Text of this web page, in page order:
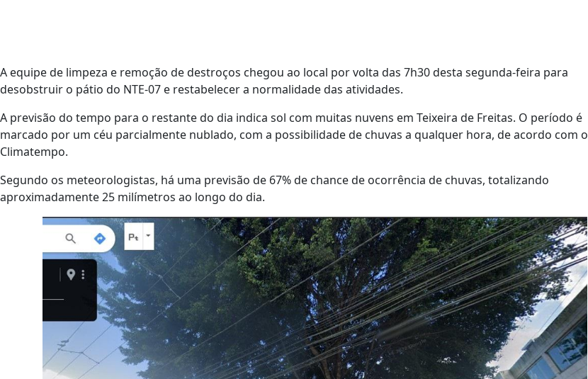
A equipe de limpeza e remoção de destroços chegou ao local por volta das 7h30 desta segunda-feira para
desobstruir o pátio do NTE-07 e restabelecer a normalidade das atividades.
A previsão do tempo para o restante do dia indica sol com muitas nuvens em Teixeira de Freitas. O período é
marcado por um céu parcialmente nublado, com a possibilidade de chuvas a qualquer hora, de acordo com o
Climatempo.
Segundo os meteorologistas, há uma previsão de 67% de chance de ocorrência de chuvas, totalizando
aproximadamente 25 milímetros ao longo do dia.